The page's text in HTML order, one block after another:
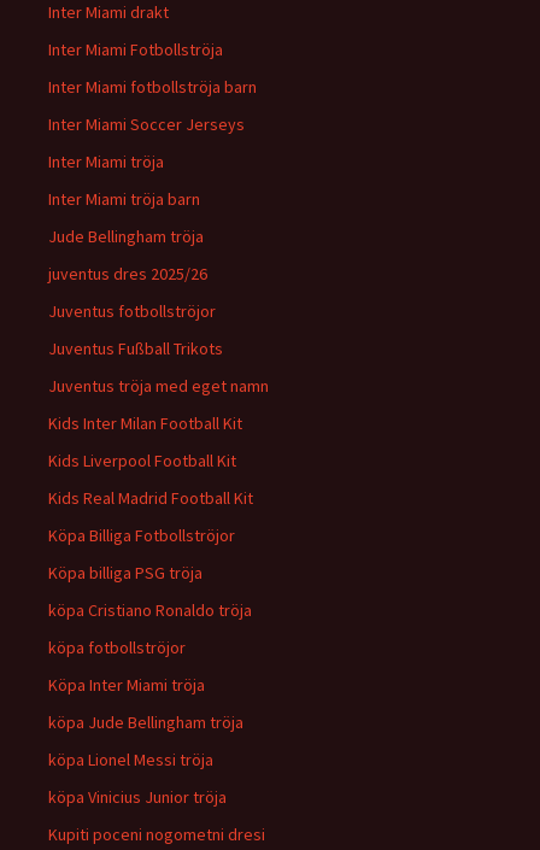
Inter Miami drakt
Inter Miami Fotbollströja
Inter Miami fotbollströja barn
Inter Miami Soccer Jerseys
Inter Miami tröja
Inter Miami tröja barn
Jude Bellingham tröja
juventus dres 2025/26
Juventus fotbollströjor
Juventus Fußball Trikots
Juventus tröja med eget namn
Kids Inter Milan Football Kit
Kids Liverpool Football Kit
Kids Real Madrid Football Kit
Köpa Billiga Fotbollströjor
Köpa billiga PSG tröja
köpa Cristiano Ronaldo tröja
köpa fotbollströjor
Köpa Inter Miami tröja
köpa Jude Bellingham tröja
köpa Lionel Messi tröja
köpa Vinicius Junior tröja
Kupiti poceni nogometni dresi